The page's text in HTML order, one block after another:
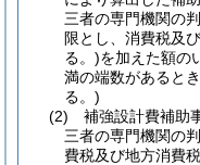
三者の専門機関の
限とし、消費税及
る。)を加えた額の
満の端数があると
る。)
(2)
補強設計費補
三者の専門機関の
費税及び地方消費